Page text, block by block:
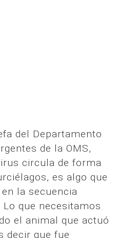
del Departamento
de la OMS,
circula de forma
es algo que
la secuencia
que necesitamos
el animal que actuó
decir que fue